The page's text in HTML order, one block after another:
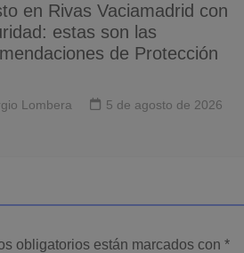
en Rivas Vaciamadrid con
estas son las
de Protección
Lombera
5 de agosto de 2026
obligatorios están marcados con *